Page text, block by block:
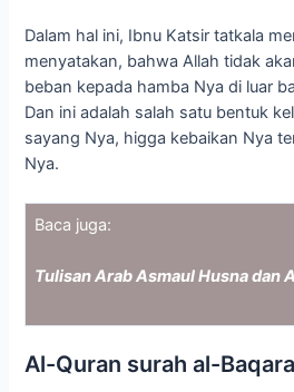
Dalam hal ini, Ibnu Katsir tatkala
menyatakan, bahwa Allah tidak
beban kepada hamba Nya di luar
Dan ini adalah salah satu bentuk
sayang Nya, higga kebaikan Nya
Nya.
Baca juga:
Tulisan Arab Asmaul Husna dan
Al-Quran surah al-